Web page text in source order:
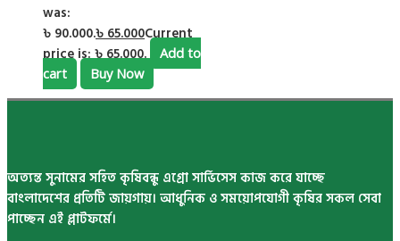
was:
৳ 90.000.৳65.000Current
price is: ৳ 65.000.
Add to
cart
Buy Now
অত্যন্ত সুনামের সহিত কৃষিবন্ধু এগ্রো সার্ভিসেস কাজ করে যাচ্ছে
বাংলাদেশের প্রতিটি জায়গায়। আধুনিক ও সময়োপযোগী কৃষির সকল সেবা
পাচ্ছেন এই প্লাটফর্মে।